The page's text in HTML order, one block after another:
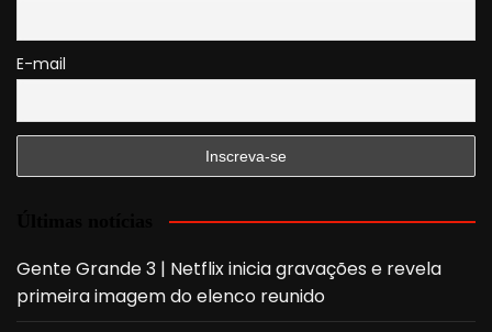
E-mail
Gente Grande 3 | Netflix inicia gravações e revela
primeira imagem do elenco reunido